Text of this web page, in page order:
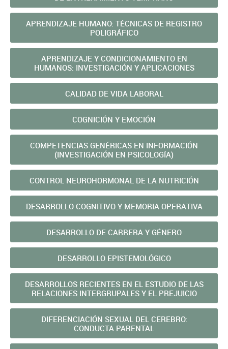
APRENDIZAJE HUMANO: TÉCNICAS DE REGISTRO
POLIGRÁFICO
APRENDIZAJE Y CONDICIONAMIENTO EN
HUMANOS: INVESTIGACIÓN Y APLICACIONES
CALIDAD DE VIDA LABORAL
COGNICIÓN Y EMOCIÓN
COMPETENCIAS GENÉRICAS EN INFORMACIÓN
(INVESTIGACIÓN EN PSICOLOGÍA)
CONTROL NEUROHORMONAL DE LA NUTRICIÓN
DESARROLLO COGNITIVO Y MEMORIA OPERATIVA
DESARROLLO DE CARRERA Y GÉNERO
DESARROLLO EPISTEMOLÓGICO
DESARROLLOS RECIENTES EN EL ESTUDIO DE LAS
RELACIONES INTERGRUPALES Y EL PREJUICIO
DIFERENCIACIÓN SEXUAL DEL CEREBRO:
CONDUCTA PARENTAL